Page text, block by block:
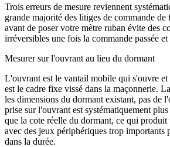
Trois erreurs de mesure reviennent
grande majorité des litiges de commande
avant de poser votre mètre ruban évite des
irréversibles une fois la commande passée
Mesurer sur l'ouvrant au lieu du dormant
L'ouvrant est le vantail mobile qui s'ouvre
est le cadre fixe vissé dans la maçonnerie.
les dimensions du dormant existant, pas de
prise sur l'ouvrant est systématiquement
que la cote réelle du dormant, ce qui produit
avec des jeux périphériques trop importants
dans la durée.